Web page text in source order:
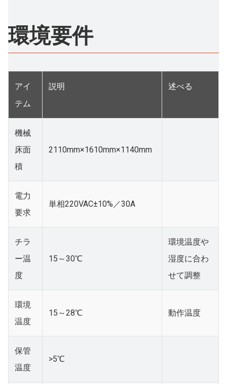
環境要件
アイ
テム
説明 述べる
機械
床面
積
2110mm×1610mm×1140mm
電力
要求
単相220VAC±10%／30A
チラ
ー温
度
15～30℃
環境温度や
湿度に合わ
せて調整
環境
温度
15～28℃ 動作温度
保管
温度
>5℃